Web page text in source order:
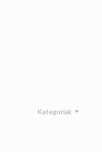
Kategoriak